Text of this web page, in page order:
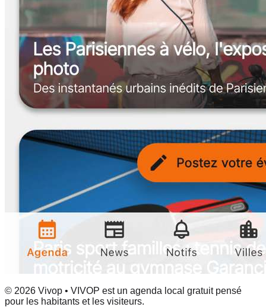
© 2026 Vivop • VIVOP est un agenda local gratuit pensé
pour les habitants et les visiteurs.